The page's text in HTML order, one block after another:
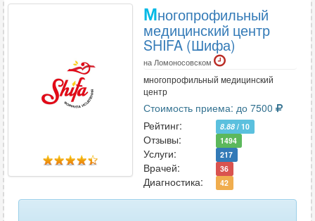
Многопрофильный
медицинский центр
SHIFA (Шифа)
на Ломоносовском
многопрофильный медицинский
центр
Стоимость приема: до 7500
Рейтинг:
8.88 / 10
Отзывы: 1494
Услуги: 217
Врачей: 36
Диагностика: 42